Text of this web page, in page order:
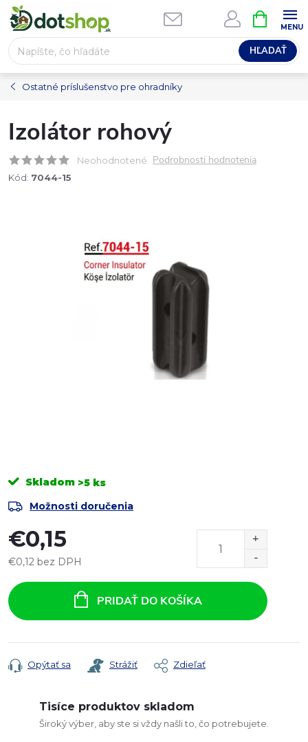
Prejsť
na
obsah
HĽADAŤ
KOŠÍK
Ostatné príslušenstvo pre ohradníky
Izolátor rohový
Neohodnotené Podrobnosti hodnotenia
Kód: 7044-15
Skladom >5 ks
Možnosti doručenia
€0,15
€0,12 bez DPH
cena:
PRIDAŤ DO KOŠÍKA
Opýtať sa Strážiť Zdieľať
Tisíce produktov skladom
Široký výber, aby ste si vždy našli to, čo potrebujete.